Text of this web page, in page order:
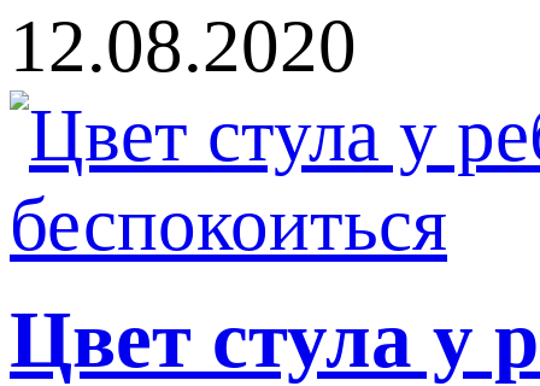
12.08.2020
Цвет стула у